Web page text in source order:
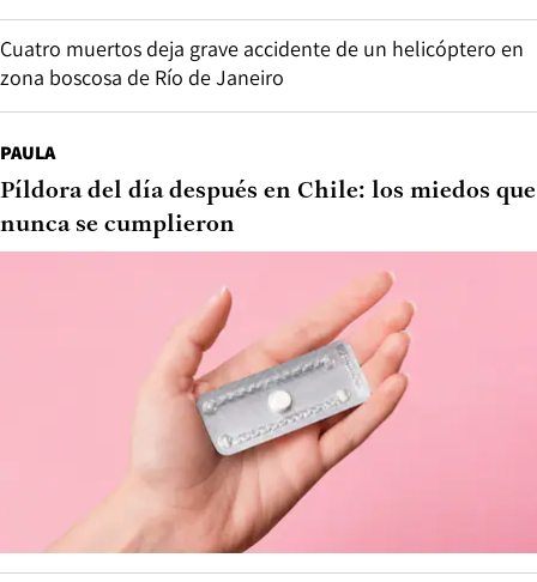
Cuatro muertos deja grave accidente de un helicóptero en
zona boscosa de Río de Janeiro
PAULA
Píldora del día después en Chile: los miedos que
nunca se cumplieron